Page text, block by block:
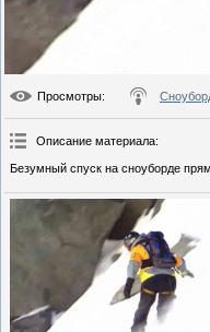
Просмотры:
Описание материала:
Безумный спуск на сноуборде